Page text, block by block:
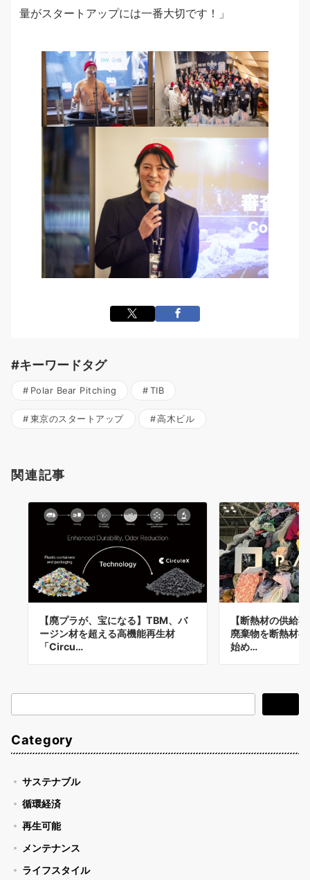
量がスタートアップには一番大切です！」
#キーワードタグ
Polar Bear Pitching TIB
東京のスタートアップ 高木ビル
関連記事
【廃プラが、宝になる】TBM、バ
ージン材を超える高機能再生材
「Circu…
【断熱材の供給
廃棄物を断熱材
始め…
索
Category
サステナブル
循環経済
再生可能
メンテナンス
ライフスタイル